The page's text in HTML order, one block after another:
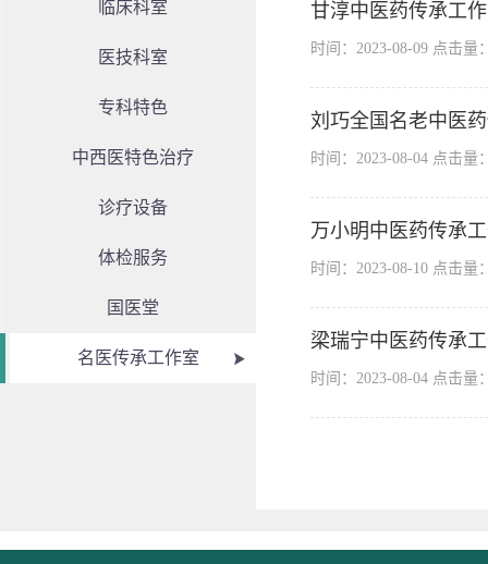
临床科室
医技科室
专科特色
中西医特色治疗
诊疗设备
体检服务
国医堂
名医传承工作室
甘淳中医药传承工
时间：2023-08-09 点击量
刘巧全国名老中医
时间：2023-08-04 点击量
万小明中医药传承
时间：2023-08-10 点击量
梁瑞宁中医药传承
时间：2023-08-04 点击量